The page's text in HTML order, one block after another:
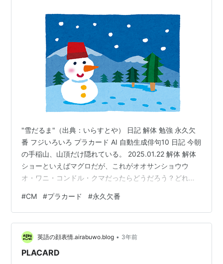
"雪だるま"（出典：いらすとや） 日記 解体 勉強 永久欠
番 フジいろいろ プラカード AI 自動生成俳句10 日記 今朝
の手稲山、山頂だけ隠れている。 2025.01.22 解体 解体
ショーといえばマグロだが、これがオオサンショウウ
オ・ワニ・コンドル・クマだったらどうだろう？どれも
うじゃない人もいるかも知れないが）大多数の人は普通
に見ていられるのだろう。 あと国外でマグロの解体ショ
ーをやった場合は国によって反応が違うのだろうか。絶
滅が危惧されていないマグロ以外の大型海水魚だった
ら？ 魚と他の脊椎動物とでは「頭と胴の間に首がないか
#CM #プラカード #永久欠番
英語の顔表情.airabuwo.blog • 3年前
PLACARD